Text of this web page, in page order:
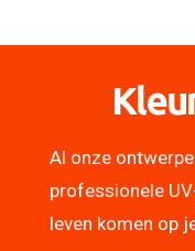
Al onze
professionele
leven komen op